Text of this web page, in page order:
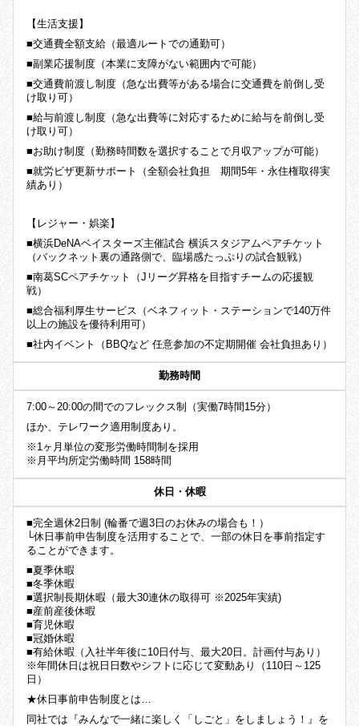
【生活支援】
■交通費全額支給（最適ルートでの通勤可）
■副業応援制度（本業に支障がない範囲内で可能）
■交通費前渡し制度（急な出費等がある場合に交通費を前倒し受
け取り可）
■給与前渡し制度（急な出費等に対応するために給与を前倒し受
け取り可）
■お助け制度（勤務時間数を選択することで月収アップが可能）
■就労ビザ更新サポート（全額会社負担 期間5年・永住権取得実
績あり）
【レジャー・娯楽】
■横浜DeNAベイスターズ主催試合 横浜スタジアムペアチケット
（バックネット裏の通路側で、臨場感たっぷりの試合観戦）
■南葛SCペアチケット（Jリーグ昇格を目指すチームの応援観
戦）
■総合福利厚生サービス（ベネフィット・ステーションで140万件
以上の施設を優待利用可）
■社内イベント（BBQなど 任意参加の不定期開催 会社負担あり）
勤務時間
7:00～20:00の間でのフレックス制（実働7時間15分）
ほか、テレワーク適用制度あり。
※1ヶ月単位の変形労働時間制を採用
※月平均所定労働時間 158時間
休日・休暇
■完全週休2日制 (輪番で週3日のお休みの場合も！）
└休日事前申告制度を活用することで、一部の休日を事前指定す
ることができます。
■夏季休暇
■冬季休暇
■選択制長期休暇（最大30連休の取得可 ※2025年実績)
■産前産後休暇
■育児休暇
■冠婚休暇
■有給休暇（入社半年後に10日付与、最大20日。計画付与あり）
※年間休日は祝日日数やシフトに応じて変動あり（110日～125
日）
★休日事前申告制度とは…
同社では『みんなで一緒に楽しく「しごと」をしましょう！』を